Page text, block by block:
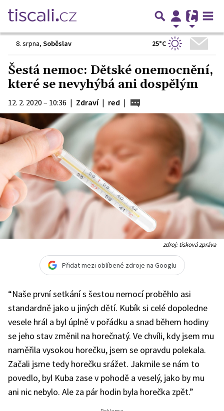
8. srpna, Soběslav 25°C
Šestá nemoc: Dětské onemocnění,
které se nevyhýbá ani dospělým
12. 2. 2020 – 10:36 | Zdraví | red |
zdroj: tisková zpráva
Přidat mezi oblíbené zdroje na Googlu
“Naše první setkání s šestou nemocí proběhlo asi
standardně jako u jiných dětí. Kubík si celé dopoledne
vesele hrál a byl úplně v pořádku a snad během hodiny
se jeho stav změnil na horečnatý. Ve chvíli, kdy jsem mu
naměřila vysokou horečku, jsem se opravdu polekala.
Začali jsme tedy horečku srážet. Jakmile se nám to
povedlo, byl Kuba zase v pohodě a veselý, jako by mu
ani nic nebylo. Ale za pár hodin byla horečka zpět.”